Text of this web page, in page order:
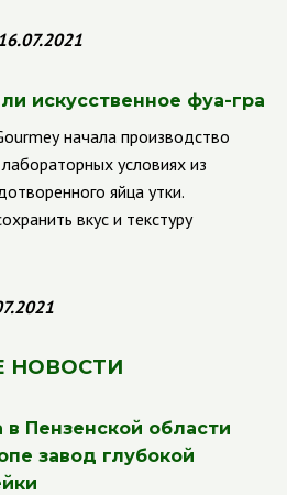
искусственное фуа-гра
начала производство
условиях из
яйца утки.
вкус и текстуру
НОВОСТИ
Пензенской области
завод глубокой